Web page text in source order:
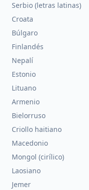
Serbio (letras latinas)
Croata
Búlgaro
Finlandés
Nepalí
Estonio
Lituano
Armenio
Bielorruso
Criollo haitiano
Macedonio
Mongol (cirílico)
Laosiano
Jemer